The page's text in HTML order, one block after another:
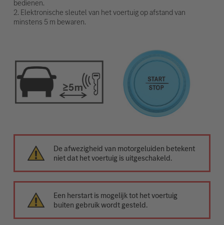
bedienen.
2. Elektronische sleutel van het voertuig op afstand van
minstens 5 m bewaren.
De afwezigheid van motorgeluiden betekent
niet dat het voertuig is uitgeschakeld.
Een herstart is mogelijk tot het voertuig
buiten gebruik wordt gesteld.